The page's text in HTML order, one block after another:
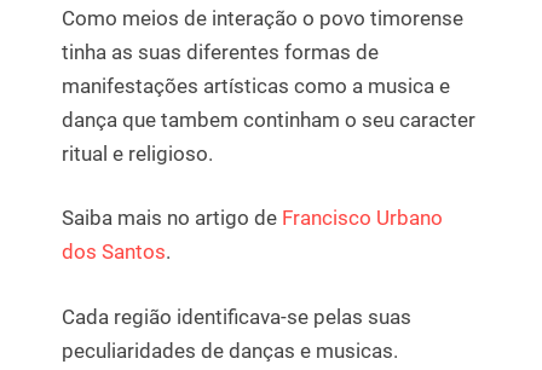
Como meios de interação o povo timorense
tinha as suas diferentes formas de
manifestações artísticas como a musica e
dança que tambem continham o seu caracter
ritual e religioso.
Saiba mais no artigo de Francisco Urbano
dos Santos.
Cada região identificava-se pelas suas
peculiaridades de danças e musicas.